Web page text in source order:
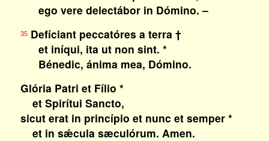
ego vere delectábor in Dómino. –
35Defíciant peccatóres a terra †
et iníqui, ita ut non sint. *
Bénedic, ánima mea, Dómino.
Glória Patri et Fílio *
et Spirítui Sancto,
sicut erat in princípio et nunc et semper *
et in sǽcula sæculórum. Amen.